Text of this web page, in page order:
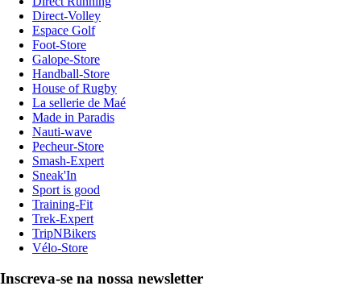
Direct-Volley
Espace Golf
Foot-Store
Galope-Store
Handball-Store
House of Rugby
La sellerie de Maé
Made in Paradis
Nauti-wave
Pecheur-Store
Smash-Expert
Sneak'In
Sport is good
Training-Fit
Trek-Expert
TripNBikers
Vélo-Store
Inscreva-se na nossa newsletter